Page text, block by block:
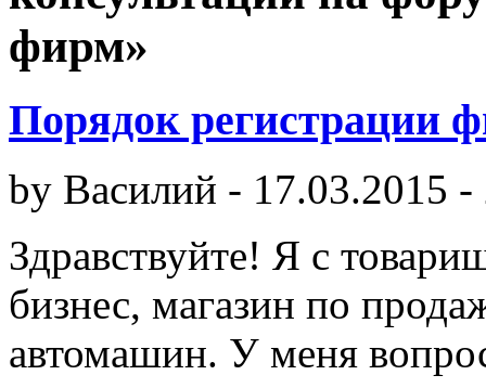
фирм»
Порядок регистрации
by Василий - 17.03.2015 -
Здравствуйте! Я с
бизнес, магазин по
автомашин. У меня